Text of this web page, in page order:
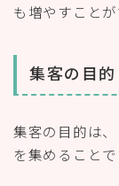
も増やすことが
集客の目
集客の目的は
を集めることで